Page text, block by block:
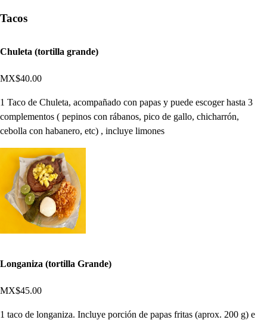
Tacos
Chuleta (tortilla grande)
MX$40.00
1 Taco de Chuleta, acompañado con papas y puede escoger hasta 3
complementos ( pepinos con rábanos, pico de gallo, chicharrón,
cebolla con habanero, etc) , incluye limones
Longaniza (tortilla Grande)
MX$45.00
1 taco de longaniza. Incluye porción de papas fritas (aprox. 200 g) e